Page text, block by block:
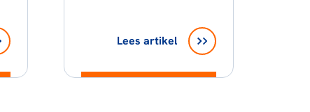
Lees artikel